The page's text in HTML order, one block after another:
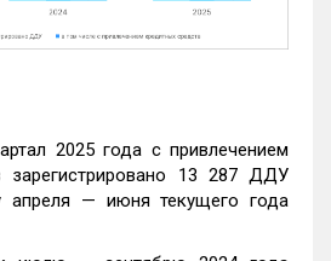
2025 года с привлечением
зарегистрировано 13 287 ДДУ
апреля — июня текущего года